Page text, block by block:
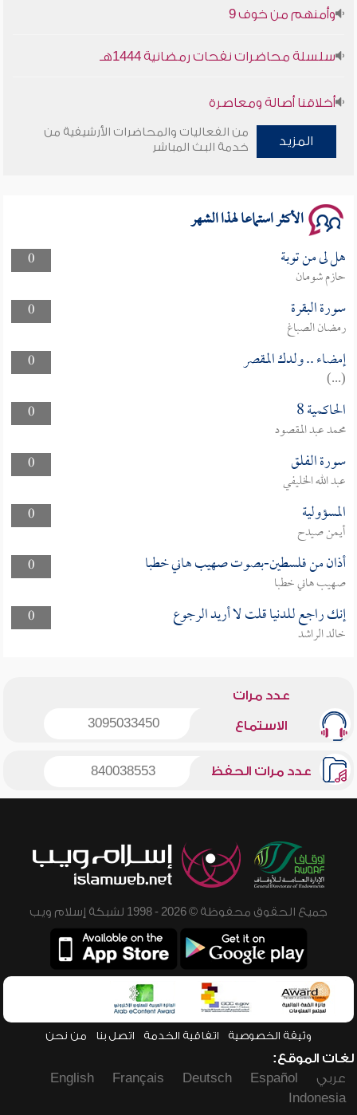
وأمنهم من خوف 9
سلسلة محاضرات نفحات رمضانية 1444هـ
أخلاقنا أصالة ومعاصرة
وأمنهم من خوف 9
المزيد
من الفعاليات والمحاضرات الأرشيفية من
خدمة البث المباشر
الأكثر استماعا لهذا الشهر
0 هل لى من توبة
حازم شومان
0
سورة البقرة
رمضان الصباغ
0
إمضاء .. ولدك المقصر
(...)
0
الحاكمية 8
محمد عبد المقصود
0
سورة الفلق
عبد الله الخليفي
0
المسؤولية
أيمن صيدح
0
أذان من فلسطين-بصوت صهيب هاني خطبا
صهيب هاني خطبا
0
إنك راجع للدنيا قلت لا أريد الرجوع
خالد الراشد
عدد مرات
الاستماع 3095033450
عدد مرات الحفظ 840038553
جميع الحقوق محفوظة © 2026 - 1998 لشبكة إسلام ويب
وثيقة الخصوصية اتفاقية الخدمة اتصل بنا من نحن
لغات الموقع:
عربي
Español
Deutsch
Français
English
Indonesia